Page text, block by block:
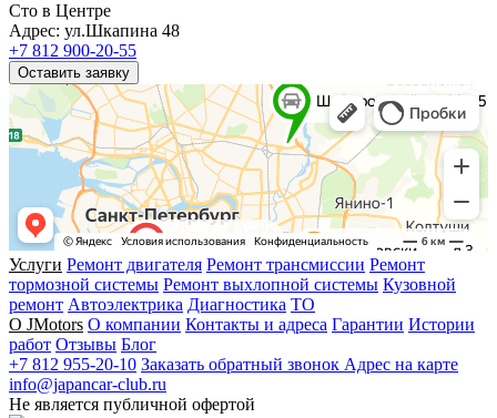
Сто в Центре
Адрес: ул.Шкапина 48
+7 812 900-20-55
Оставить заявку
Услуги Ремонт двигателя Ремонт трансмиссии Ремонт
тормозной системы Ремонт выхлопной системы Кузовной
ремонт Автоэлектрика Диагностика ТО
О JMotors О компании Контакты и адреса Гарантии Истории
работ Отзывы Блог
+7 812 955-20-10 Заказать обратный звонок Адрес на карте
info@japancar-club.ru
Не является публичной офертой